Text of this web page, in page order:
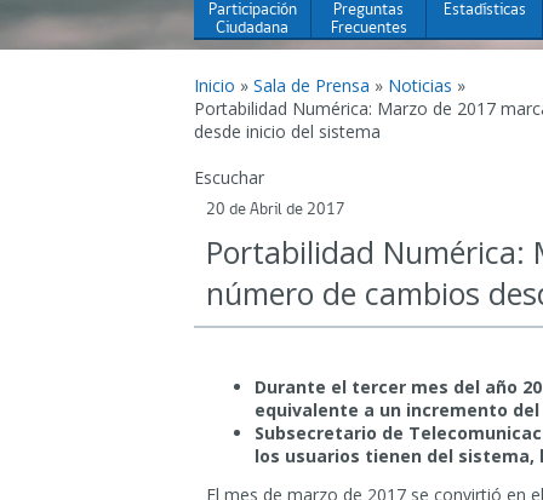
Participación
Ciudadana
Preguntas
Frecuentes
Estadísticas
Inicio » Sala de Prensa » Noticias »
Portabilidad Numérica: Marzo de 2017
desde inicio del sistema
Escuchar
20 de Abril de 2017
Portabilidad Numérica:
número de cambios
Durante el tercer mes del año
equivalente a un incremento
Subsecretario de
los usuarios tienen del sistema,
El mes de marzo de 2017 se convirtió en